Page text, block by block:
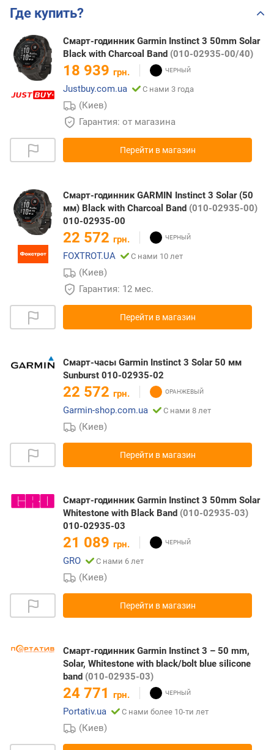
Где купить?
Смарт-годинник Garmin Instinct 3 50mm Solar
Black with Charcoal Band (010-02935-00/40)
18 939 грн.
Justbuy.com.ua
С нами 3 года
(Киев)
Гарантия: от магазина
Перейти в магазин
Смарт-годинник GARMIN Instinct 3 Solar (50
мм) Black with Charcoal Band (010-02935-00)
010-02935-00
22 572 грн.
FOXTROT.UA
С нами 10 лет
(Киев)
Гарантия: 12 мес.
Перейти в магазин
Смарт-часы Garmin Instinct 3 Solar 50 мм
Sunburst 010-02935-02
22 572 грн.
Garmin-shop.com.ua
С нами 8 лет
(Киев)
Перейти в магазин
Смарт-годинник Garmin Instinct 3 50mm Solar
Whitestone with Black Band (010-02935-03)
010-02935-03
21 089 грн.
GRO
С нами 6 лет
(Киев)
Перейти в магазин
Смарт-годинник Garmin Instinct 3 – 50 mm,
Solar, Whitestone with black/bolt blue silicone
band (010-02935-03)
24 771 грн.
Portativ.ua
С нами более 10-ти лет
(Киев)